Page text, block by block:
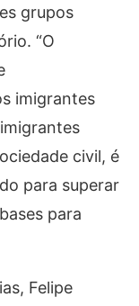
grupos
“O
imigrantes
civil, é
para superar
para
Felipe